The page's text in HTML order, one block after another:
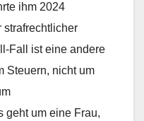
ihm 2024
strafrechtlicher
Fall ist eine andere
Steuern, nicht um
geht um eine Frau,